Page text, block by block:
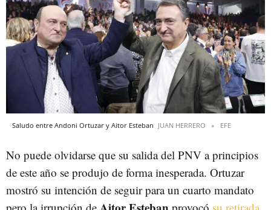
Saludo entre Andoni Ortuzar y Aitor Esteban JUAN HERRERO EFE
No puede olvidarse que su salida del PNV a principios
de este año se produjo de forma inesperada. Ortuzar
mostró su intención de seguir para un cuarto mandato